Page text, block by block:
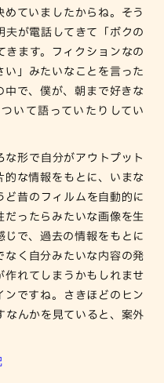
ていましたからね。そう
が電話してきて「ボクの
ます。フィクションなの
」みたいなことを言った
で、僕が、朝まで好きな
いて語っていたりしてい
形で自分がアウトプット
な情報をもとに、いまな
昔のフィルムを自動的に
ったらみたいな画像を生
で、過去の情報をもとに
く自分みたいな内容の発
れてしまうかもしれませ
ですね。さきほどのヒン
なんかを見ていると、案外